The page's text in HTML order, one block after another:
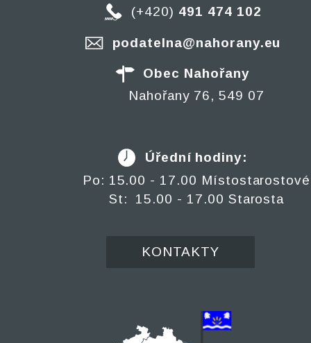
(+420) 491 474 102
podatelna@nahorany.eu
Obec Nahořany
Nahořany 76, 549 07
Úřední hodiny:
Po: 15.00 - 17.00 Místostarostové
St: 15.00 - 17.00 Starosta
KONTAKTY